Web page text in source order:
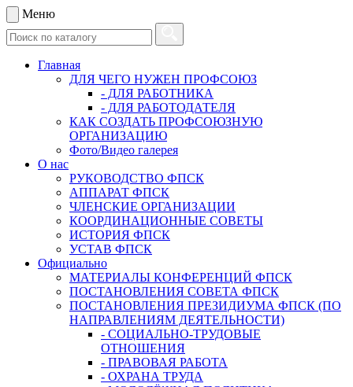
Меню
Главная
ДЛЯ ЧЕГО НУЖЕН ПРОФСОЮЗ
- ДЛЯ РАБОТНИКА
- ДЛЯ РАБОТОДАТЕЛЯ
КАК СОЗДАТЬ ПРОФСОЮЗНУЮ
ОРГАНИЗАЦИЮ
Фото/Видео галерея
О нас
РУКОВОДСТВО ФПСК
АППАРАТ ФПСК
ЧЛЕНСКИЕ ОРГАНИЗАЦИИ
КООРДИНАЦИОННЫЕ СОВЕТЫ
ИСТОРИЯ ФПСК
УСТАВ ФПСК
Официально
МАТЕРИАЛЫ КОНФЕРЕНЦИЙ ФПСК
ПОСТАНОВЛЕНИЯ СОВЕТА ФПСК
ПОСТАНОВЛЕНИЯ ПРЕЗИДИУМА ФПСК (ПО
НАПРАВЛЕНИЯМ ДЕЯТЕЛЬНОСТИ)
- СОЦИАЛЬНО-ТРУДОВЫЕ
ОТНОШЕНИЯ
- ПРАВОВАЯ РАБОТА
- ОХРАНА ТРУДА